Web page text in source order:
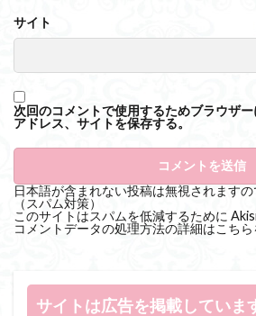
サイト
次回のコメントで使用するためブラウザ
アドレス、サイトを保存する。
日本語が含まれない投稿は無視されますの
（スパム対策）
このサイトはスパムを低減するために
コメントデータの処理方法の詳細はこち
サイトは広告を掲載していま